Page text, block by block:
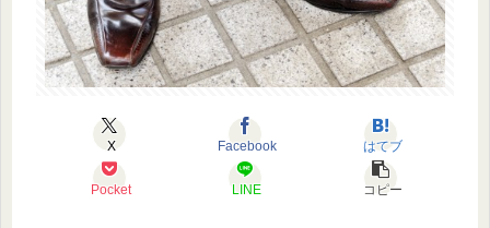
X Facebook はてブ
Pocket LINE コピー